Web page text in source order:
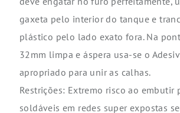
gaxeta pelo interior do tanque e
plástico pelo lado exato fora. Na
32mm limpa e áspera usa-se o
apropriado para unir as calhas.
Restrições: Extremo risco ao embutir
soldáveis em redes super expostas